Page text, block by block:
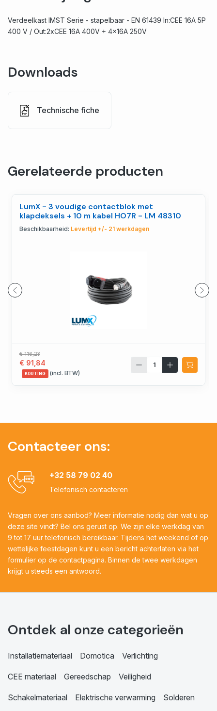
Verdeelkast IMST Serie - stapelbaar - EN 61439 In:CEE 16A 5P
400 V / Out:2xCEE 16A 400V + 4x16A 250V
Downloads
Technische fiche
Gerelateerde producten
LumX - 3 voudige contactblok met
klapdeksels + 10 m kabel HO7R - LM 48310
Beschikbaarheid: Levertijd +/- 21 werkdagen
€ 116,23
€ 91,84
KORTING (incl. BTW)
Contacteer ons:
+32 58 79 02 40
Telefonisch contacteren
Vragen over ons aanbod? Meer informatie nodig dan wat u op
deze site vindt? Bel ons gerust op. We zijn elke werkdag van
9 tot 17 uur telefonisch bereikbaar. Tijdens het weekend of op
wettelijke feestdagen kunt u een bericht achterlaten via het
formulier op de contactpagina. Binnen de twee werkdagen
krijgt u steeds een antwoord.
Ontdek al onze categorieën
Installatiemateriaal Domotica Verlichting
CEE materiaal Gereedschap Veiligheid
Schakelmateriaal Elektrische verwarming Solderen